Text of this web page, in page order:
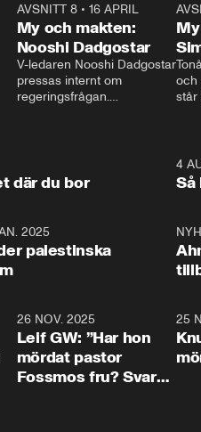
AVSNITT 8• 16 APRIL
My och makten:
Nooshi Dadgostar
V-ledaren Nooshi Dadgostar
pressas internt om
regeringsfrågan.
– Vi ställer upp i val. Ska vi
vara med så sitter vi förstås
och
står
där du bor
4
Så
2025
palestinska
26 NOV. 2025
Leif GW: ”Har hon
mördat pastor
Fossmos fru? Svar
25